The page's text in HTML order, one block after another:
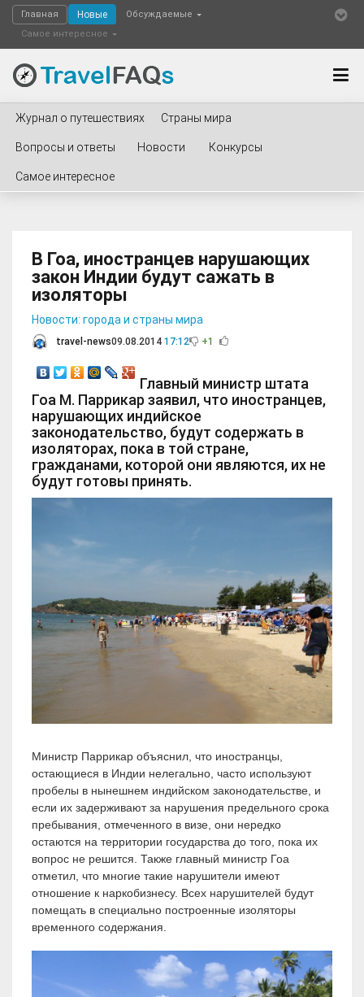
Главная Новые
Обсуждаемые
Самое интересное
Журнал о путешествиях Страны мира
Вопросы и ответы Новости Конкурсы
Самое интересное
В Гоа, иностранцев нарушающих
закон Индии будут сажать в
изоляторы
Новости: города и страны мира
travel-news09.08.2014 17:12 +1
Главный министр штата
Гоа М. Паррикар заявил, что иностранцев,
нарушающих индийское
законодательство, будут содержать в
изоляторах, пока в той стране,
гражданами, которой они являются, их не
будут готовы принять.
Министр Паррикар объяснил, что иностранцы,
остающиеся в Индии нелегально, часто используют
пробелы в нынешнем индийском законодательстве, и
если их задерживают за нарушения предельного срока
пребывания, отмеченного в визе, они нередко
остаются на территории государства до того, пока их
вопрос не решится. Также главный министр Гоа
отметил, что многие такие нарушители имеют
отношение к наркобизнесу. Всех нарушителей будут
помещать в специально построенные изоляторы
временного содержания.